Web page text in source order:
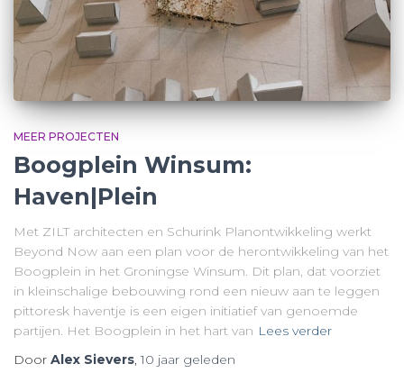
MEER PROJECTEN
Boogplein Winsum:
Haven|Plein
Met ZILT architecten en Schurink Planontwikkeling werkt
Beyond Now aan een plan voor de herontwikkeling van het
Boogplein in het Groningse Winsum. Dit plan, dat voorziet
in kleinschalige bebouwing rond een nieuw aan te leggen
pittoresk haventje is een eigen initiatief van genoemde
partijen. Het Boogplein in het hart van Lees verder
Door Alex Sievers ,10 jaar geleden